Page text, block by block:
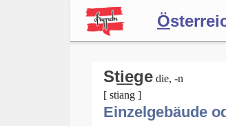
Ö
Forum
Sti͟ege die, -n
[ stiang ]
Einzelgebäude